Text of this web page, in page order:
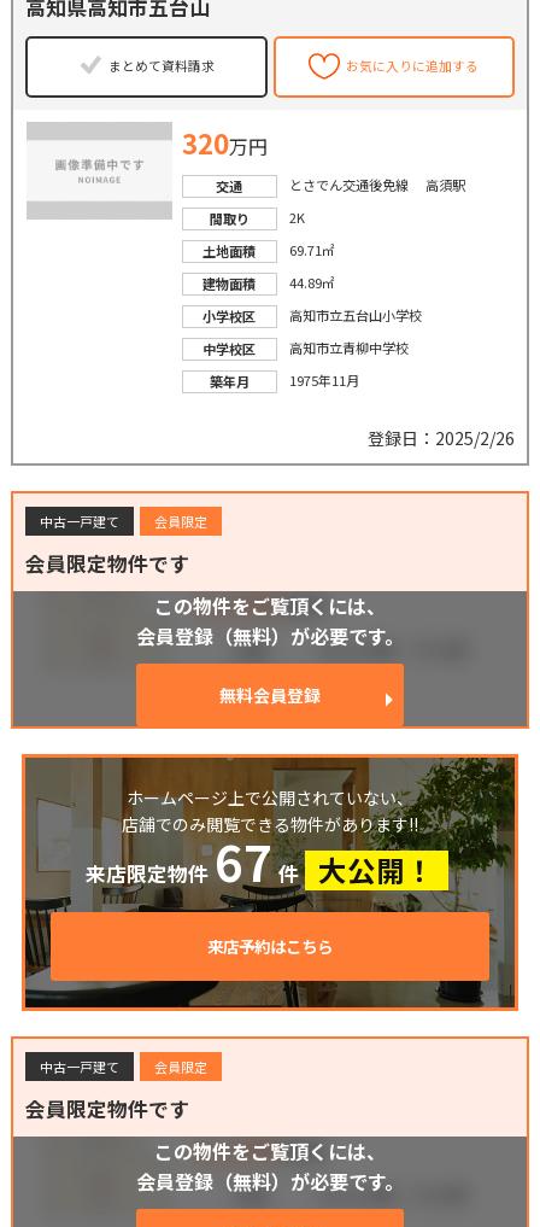
高知県高知市五台山
まとめて資料請求 お気に入りに追加する
320万円
交通
とさでん交通後免線 高須駅
間取り
2K
土地面積
69.71㎡
建物面積
44.89㎡
小学校区
高知市立五台山小学校
中学校区
高知市立青柳中学校
築年月
1975年11月
登録日：2025/2/26
中古一戸建て 会員限定
会員限定物件です
この物件をご覧頂くには、
会員登録（無料）が必要です。
無料会員登録
ホームページ上で公開されていない、
店舗でのみ閲覧できる物件があります!!
来店限定物件 67 件 大公開！
来店予約はこちら
中古一戸建て 会員限定
会員限定物件です
この物件をご覧頂くには、
会員登録（無料）が必要です。